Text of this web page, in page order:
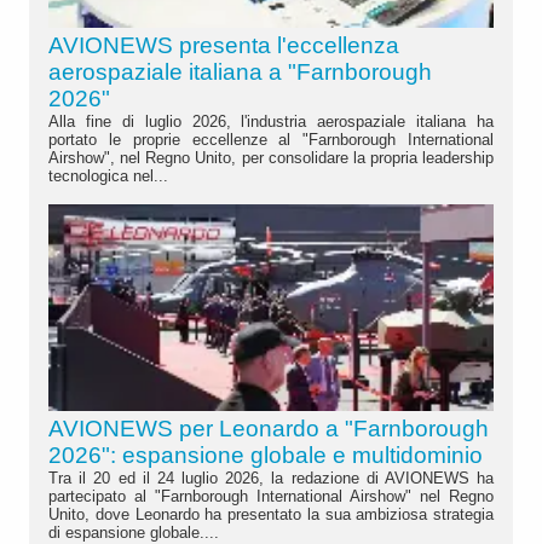
AVIONEWS presenta l'eccellenza
aerospaziale italiana a "Farnborough
2026"
Alla fine di luglio 2026, l'industria aerospaziale italiana ha
portato le proprie eccellenze al "Farnborough International
Airshow", nel Regno Unito, per consolidare la propria leadership
tecnologica nel...
AVIONEWS per Leonardo a "Farnborough
2026": espansione globale e multidominio
Tra il 20 ed il 24 luglio 2026, la redazione di AVIONEWS ha
partecipato al "Farnborough International Airshow" nel Regno
Unito, dove Leonardo ha presentato la sua ambiziosa strategia
di espansione globale....